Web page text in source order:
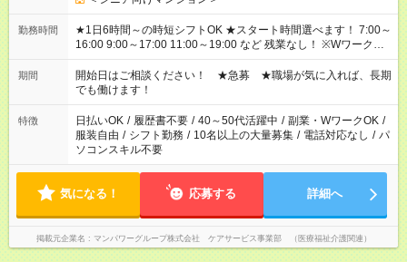
勤務時間
★1日6時間～の時短シフトOK ★スタート時間選べます！ 7:00～
16:00 9:00～17:00 11:00～19:00 など 残業なし！ ※Wワークの
場合、他のお仕事と合わせ週40時間超の就業はご案内できませ
ん ※法令に基づき、週20時間以上勤務は社会保険への加入対象
となります ※労働者派遣法（日雇い派遣の原則禁止）により、
短時間・短期間の就業はご案内が難しい場合があります
期間
開始日はご相談ください！ ★急募 ★職場が気に入れば、長期
でも働けます！
特徴 日払いOK / 履歴書不要 / 40～50代活躍中 / 副業・WワークOK /
服装自由 / シフト勤務 / 10名以上の大量募集 / 電話対応なし / パ
ソコンスキル不要
気になる！ 応募する 詳細へ
掲載元企業名 マンパワーグループ株式会社 ケアサービス事業部 （医療福祉介護関連）